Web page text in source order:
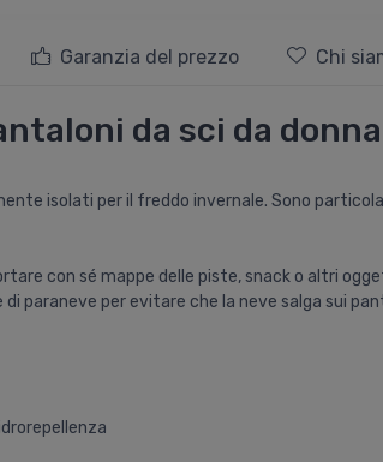
Garanzia del prezzo Chi
da sci da
isolati per il freddo invernale. Sono
con sé mappe delle piste, snack o altri
paraneve per evitare che la neve salga sui